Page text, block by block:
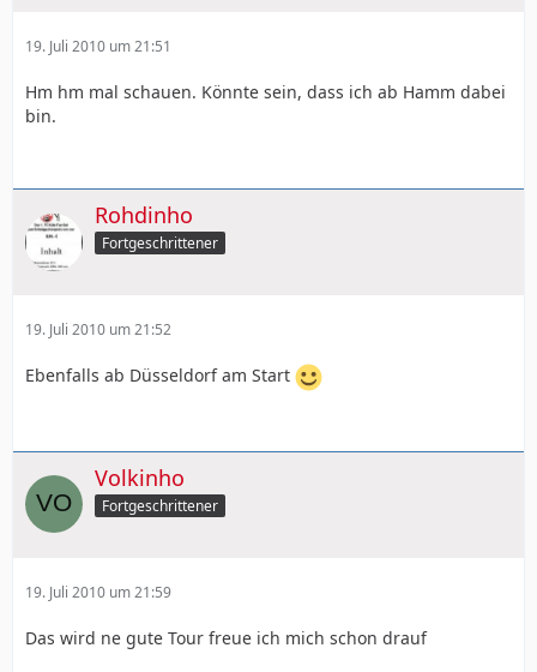
19. Juli 2010 um 21:51
Hm hm mal schauen. Könnte sein, dass ich ab Hamm dabei
bin.
Rohdinho
Fortgeschrittener
19. Juli 2010 um 21:52
Ebenfalls ab Düsseldorf am Start
Volkinho
Fortgeschrittener
19. Juli 2010 um 21:59
Das wird ne gute Tour freue ich mich schon drauf